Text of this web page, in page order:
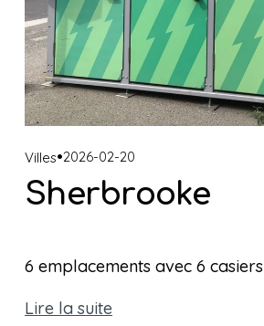
Villes 2026-02-20
Sherbrooke
6 emplacements avec 6 casiers
Lire la suite